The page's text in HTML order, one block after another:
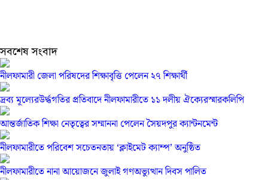
সবশেষ সংবাদ
নীলফামারী জেলা পরিষদের শিক্ষাবৃত্তি পেলেন ২৭ শিক্ষার্থী
দ্রব্য মূল্যেরউর্দ্ধগতির প্রতিবাদে নীলফামারীতে ১১ দলীয় ঐক্যেরস্মারকলিপি
আন্তর্জাতিক শিক্ষা নেতৃত্বের সম্মাননা পেলেন সৈয়দপুর ক্যান্টনমেন্ট
নীলফামারীতে পরিবেশ সচেতনতায় ‘ক্লাইমেট ক্যাম্প’ অনুষ্ঠিত
নীলফামারীতে নানা আয়োজনে জুলাই গণঅভ্যুত্থান দিবস পালিত